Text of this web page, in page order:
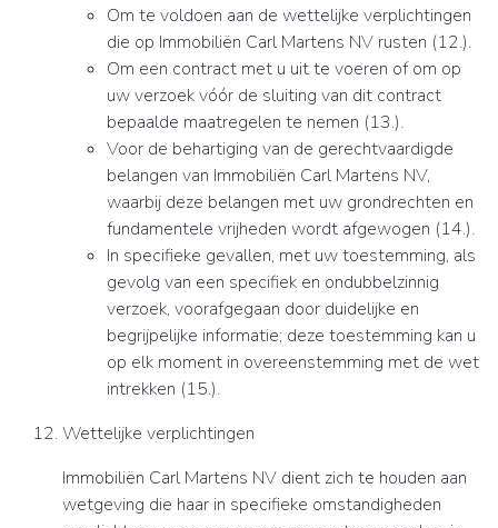
Om te voldoen aan de wettelijke verplichtingen
die op Immobiliën Carl Martens NV rusten (12.).
Om een contract met u uit te voeren of om op
uw verzoek vóór de sluiting van dit contract
bepaalde maatregelen te nemen (13.).
Voor de behartiging van de gerechtvaardigde
belangen van Immobiliën Carl Martens NV,
waarbij deze belangen met uw grondrechten en
fundamentele vrijheden wordt afgewogen (14.).
In specifieke gevallen, met uw toestemming, als
gevolg van een specifiek en ondubbelzinnig
verzoek, voorafgegaan door duidelijke en
begrijpelijke informatie; deze toestemming kan u
op elk moment in overeenstemming met de wet
intrekken (15.).
Wettelijke verplichtingen
Immobiliën Carl Martens NV dient zich te houden aan
wetgeving die haar in specifieke omstandigheden